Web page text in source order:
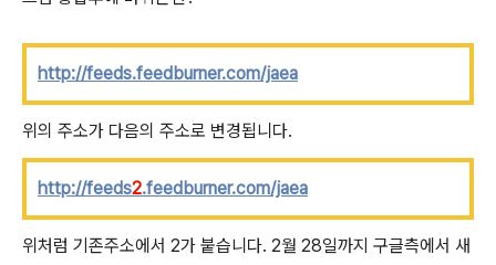
http://feeds.feedburner.com/jaea
위의 주소가 다음의 주소로 변경됩니다.
http://feeds2.feedburner.com/jaea
위처럼 기존주소에서 2가 붙습니다. 2월 28일까지 구글측에서 새